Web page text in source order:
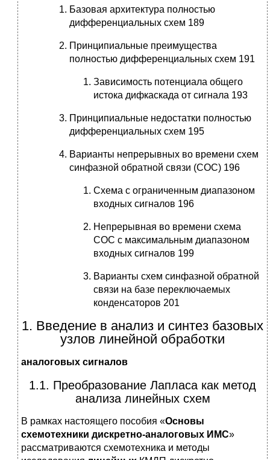
Базовая архитектура полностью
дифференциальных схем 189
Принципиальные преимущества
полностью дифференциальных схем 191
Зависимость потенциала общего
истока дифкаскада от сигнала 193
Принципиальные недостатки полностью
дифференциальных схем 195
Варианты непрерывных во времени схем
синфазной обратной связи (СОС) 196
Схема с ограниченным диапазоном
входных сигналов 196
Непрерывная во времени cхема
СОС с максимальным диапазоном
входных сигналов 199
Варианты схем синфазной обратной
связи на базе переключаемых
конденсаторов 201
1. Введение в анализ и синтез базовых
узлов линейной обработки
аналоговых сигналов
1.1. Преобразование Лапласа как метод
анализа линейных схем
В рамках настоящего пособия «Основы
схемотехники дискретно-аналоговых ИМС»
рассматриваются схемотехника и методы